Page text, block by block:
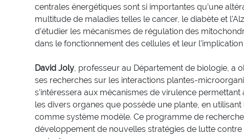
centrales énergétiques sont si importantes qu’une
multitude de maladies telles le cancer, le diabète et
d’étudier les mécanismes de régulation des
dans le fonctionnement des cellules et leur
David Joly, professeur au Département de biologie, a
ses recherches sur les interactions plantes-
s'intéressera aux mécanismes de virulence
les divers organes que possède une plante, en
comme système modèle. Ce programme de
développement de nouvelles stratégies de lutte